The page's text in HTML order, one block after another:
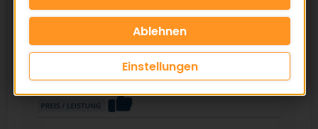
Einstellungen